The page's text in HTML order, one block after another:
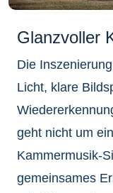
Glanzvoller
Die
Licht, klare
geht nicht um
Kammermusik-
gemeinsames